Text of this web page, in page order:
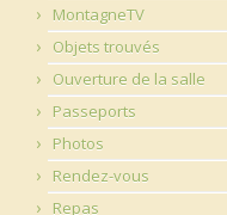
MontagneTV
Objets trouvés
Ouverture de la salle
Passeports
Photos
Rendez-vous
Repas